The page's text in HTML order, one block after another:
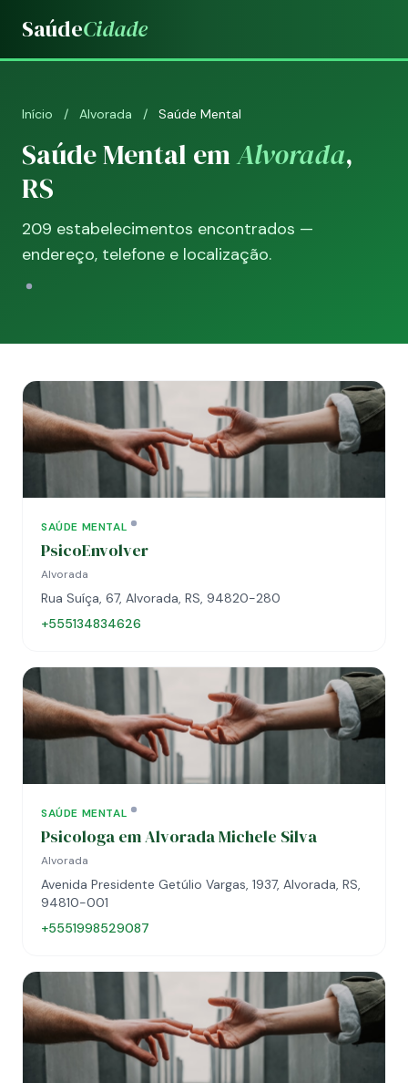
SaúdeCidade
Início / Alvorada / Saúde Mental
Saúde Mental emAlvorada,
RS
209 estabelecimentos encontrados —
endereço, telefone e localização.
SAÚDE MENTAL
PsicoEnvolver
Alvorada
Rua Suíça, 67, Alvorada, RS, 94820-280
+555134834626
SAÚDE MENTAL
Psicologa em Alvorada Michele Silva
Alvorada
Avenida Presidente Getúlio Vargas, 1937, Alvorada, RS,
94810-001
+5551998529087